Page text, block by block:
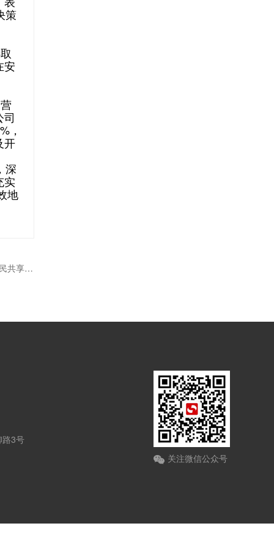
策
安
，
开
深
实
地
强化承接主体使命担当 保障发展成果全民共享蒙汇社保基金运营管理分公司注册成立
路3号
关注微信公众号